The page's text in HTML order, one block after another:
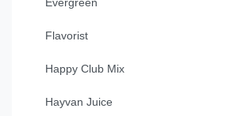
Flavorist
Happy Club Mix
Hayvan Juice